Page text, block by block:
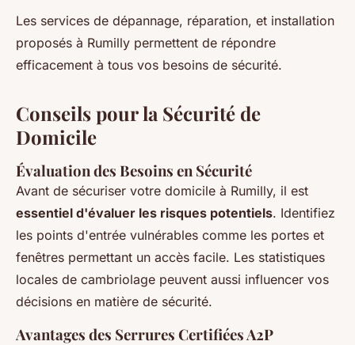
Les services de dépannage, réparation, et installation
proposés à Rumilly permettent de répondre
efficacement à tous vos besoins de sécurité.
Conseils pour la Sécurité de
Domicile
Évaluation des Besoins en Sécurité
Avant de sécuriser votre domicile à Rumilly, il est
essentiel d'évaluer les risques potentiels. Identifiez
les points d'entrée vulnérables comme les portes et
fenêtres permettant un accès facile. Les statistiques
locales de cambriolage peuvent aussi influencer vos
décisions en matière de sécurité.
Avantages des Serrures Certifiées A2P